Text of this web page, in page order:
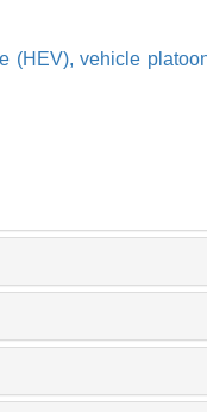
(HEV),vehicle